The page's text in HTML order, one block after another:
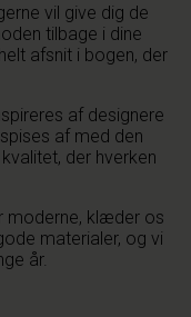
vil give dig de
tilbage i dine
afsnit i bogen, der
af designere
af med den
der hverken
moderne, klæder os
materialer, og vi
år.